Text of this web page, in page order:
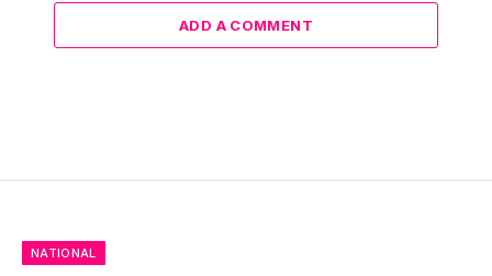
ADD A COMMENT
NATIONAL